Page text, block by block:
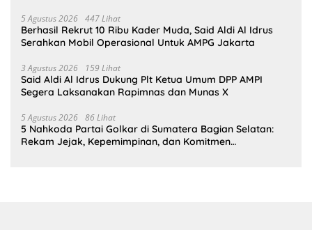
5 Agustus 2026 447 Lihat
Berhasil Rekrut 10 Ribu Kader Muda, Said Aldi Al Idrus
Serahkan Mobil Operasional Untuk AMPG Jakarta
3 Agustus 2026 159 Lihat
Said Aldi Al Idrus Dukung Plt Ketua Umum DPP AMPI
Segera Laksanakan Rapimnas dan Munas X
5 Agustus 2026 86 Lihat
5 Nahkoda Partai Golkar di Sumatera Bagian Selatan:
Rekam Jejak, Kepemimpinan, dan Komitmen